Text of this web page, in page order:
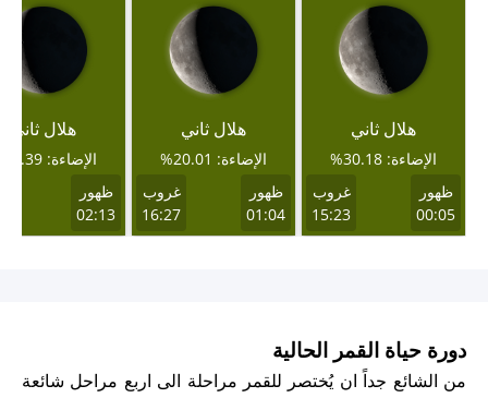
هلال ثاني
الإضاءة: 30.18%
ظهور
00:05
غروب
15:23
هلال ثاني
الإضاءة: 20.01%
ظهور
01:04
غروب
16:27
هلال ثاني
الإضاءة: 11.39%
ظهور
02:13
دورة حياة القمر الحالية
من الشائع جداً ان يُختصر للقمر مراحلة الى اربع مراحل شائعة